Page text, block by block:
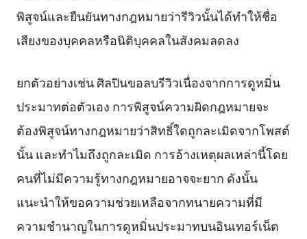
พิสูจน์และยืนยันทางกฎหมายว่ารีวิวนั้นได้ทำให้ชื่อ
เสียงของบุคคลหรือนิติบุคคลในสังคมลดลง
ยกตัวอย่างเช่น ศิลปินขอลบรีวิวเนื่องจากการดูหมิ่น
ประมาทต่อตัวเอง การพิสูจน์ความผิดกฎหมายจะ
ต้องพิสูจน์ทางกฎหมายว่าสิทธิ์ใดถูกละเมิดจากโพสต์
นั้น และทำไมถึงถูกละเมิด การอ้างเหตุผลเหล่านี้โดย
คนที่ไม่มีความรู้ทางกฎหมายอาจจะยาก ดังนั้น
แนะนำให้ขอความช่วยเหลือจากทนายความที่มี
ความชำนาญในการดูหมิ่นประมาทบนอินเทอร์เน็ต